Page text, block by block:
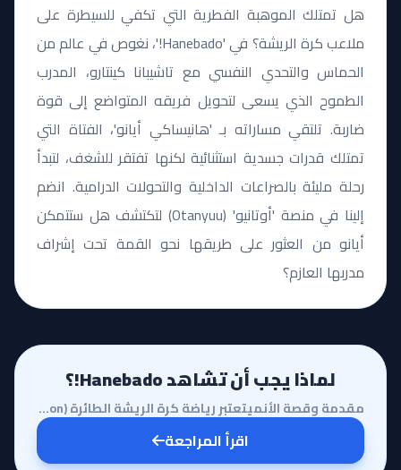
هل تمتلك الموهبة الفطرية التي تكفي للسيطرة على
ملاعب كرة الريشة؟ في 'Hanebado!'، نغوص في عالم من
الحماس والتحدي النفسي مع تاشيبانا كينتارو، المدرب
الطموح الذي يسعى لتحويل فريقه المتواضع إلى قوة
ضاربة. تلتقي مساراته بـ 'هانيساكي أيانو'، الفتاة التي
تمتلك قدرات جسدية استثنائية لكنها تفتقر للشغف، لتبدأ
رحلة مليئة بالصراعات الداخلية والتحولات الدرامية. انضم
إلينا في منصة 'أوتانيو' (Otanyuu) لتكتشف هل ستتمكن
أيانو من العثور على طريقها نحو القمة تحت إشراف
مدربها العازم؟
لماذا يجب أن تشاهد Hanebado!؟
مقدمة وقصة الأنميتعتبر رياضة كرة الريشة الطائرة (Badminton) من الرياضات التي تتطلب دقة متناهية وسرعة...
اقرأ المراجعة